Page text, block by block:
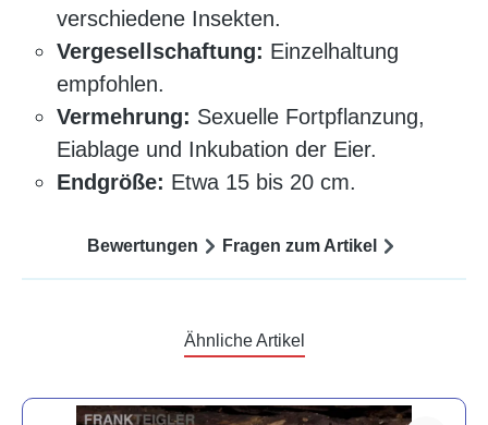
verschiedene Insekten.
Vergesellschaftung: Einzelhaltung
empfohlen.
Vermehrung: Sexuelle Fortpflanzung,
Eiablage und Inkubation der Eier.
Endgröße: Etwa 15 bis 20 cm.
Bewertungen Fragen zum Artikel
Ähnliche Artikel